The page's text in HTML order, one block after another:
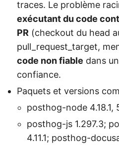
traces. Le problème
exécutant du code
PR (checkout du head
pull_request_target,
code non fiable dans
confiance.
Paquets et versions
posthog-node 4.18.1,
posthog-js 1.297.3;
4.11.1; posthog-